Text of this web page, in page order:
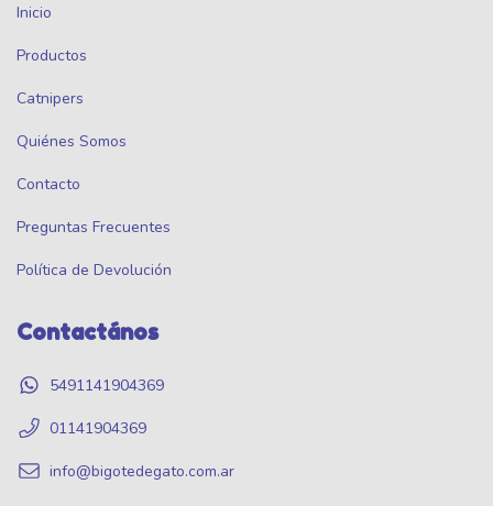
Inicio
Productos
Catnipers
Quiénes Somos
Contacto
Preguntas Frecuentes
Política de Devolución
Contactános
5491141904369
01141904369
info@bigotedegato.com.ar